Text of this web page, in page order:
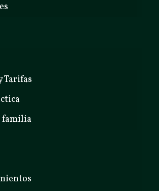
Tarifas
familia